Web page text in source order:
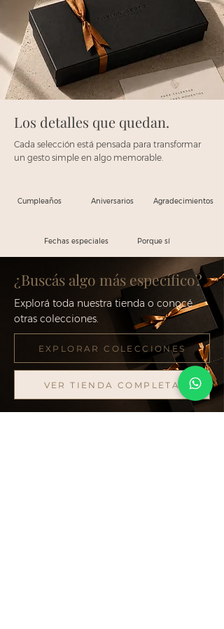
Los detalles que quedan.
Cada selección está pensada para transformar
un gesto simple en algo memorable.
Cumpleaños Aniversarios Agradecimientos
Fechas especiales Porque sí
¿Buscás algo más específico?
Explorá toda nuestra tienda o conocé
otras colecciones.
EXPLORAR COLECCIONES
VER TIENDA COMPLETA